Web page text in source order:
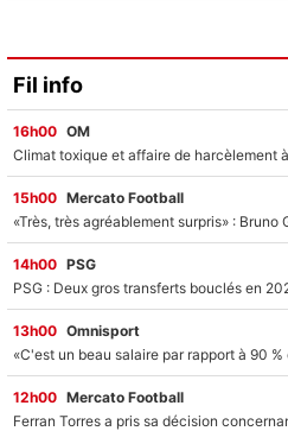
Fil info
16h00 OM
15h00 Mercato Football
14h00 PSG
13h00 Omnisport
12h00 Mercato Football